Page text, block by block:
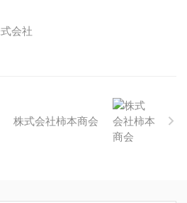
会社
株式会社柿本商会